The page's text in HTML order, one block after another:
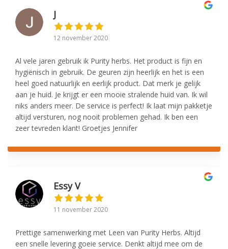
J
12 november 2020
Al vele jaren gebruik ik Purity herbs. Het product is fijn en
hygiënisch in gebruik. De geuren zijn heerlijk en het is een
heel goed natuurlijk en eerlijk product. Dat merk je gelijk
aan je huid. Je krijgt er een mooie stralende huid van. Ik wil
niks anders meer. De service is perfect! Ik laat mijn pakketje
altijd versturen, nog nooit problemen gehad. Ik ben een
zeer tevreden klant! Groetjes Jennifer
Essy V
11 november 2020
Prettige samenwerking met Leen van Purity Herbs. Altijd
een snelle levering goeie service. Denkt altijd mee om de